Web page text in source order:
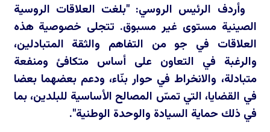
وأردف الرئيس الروسي: "بلغت العلاقات الروسية
الصينية مستوى غير مسبوق. تتجلى خصوصية هذه
العلاقات في جو من التفاهم والثقة المتبادلين،
والرغبة في التعاون على أساس متكافئ ومنفعة
متبادلة، والانخراط في حوار بنّاء، ودعم بعضهما بعضا
في القضايا، التي تمسّ المصالح الأساسية للبلدين، بما
في ذلك حماية السيادة والوحدة الوطنية".